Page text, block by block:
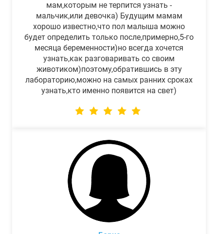
мам,которым не терпится узнать -
мальчик,или девочка) Будущим мамам
хорошо известно,что пол малыша можно
будет определить только после,примерно,5-го
месяца беременности)но всегда хочется
узнать,как разговаривать со своим
животиком)поэтому,обратившись в эту
лабораторию,можно на самых ранних сроках
узнать,кто именно появится на свет)